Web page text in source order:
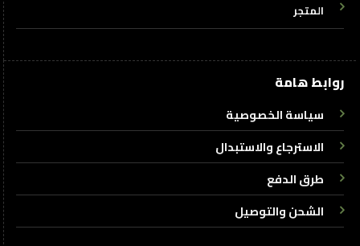
المتجر
روابط هامة
سياسة الخصوصية
الاسترجاع والاستبدال
طرق الدفع
الشحن والتوصيل